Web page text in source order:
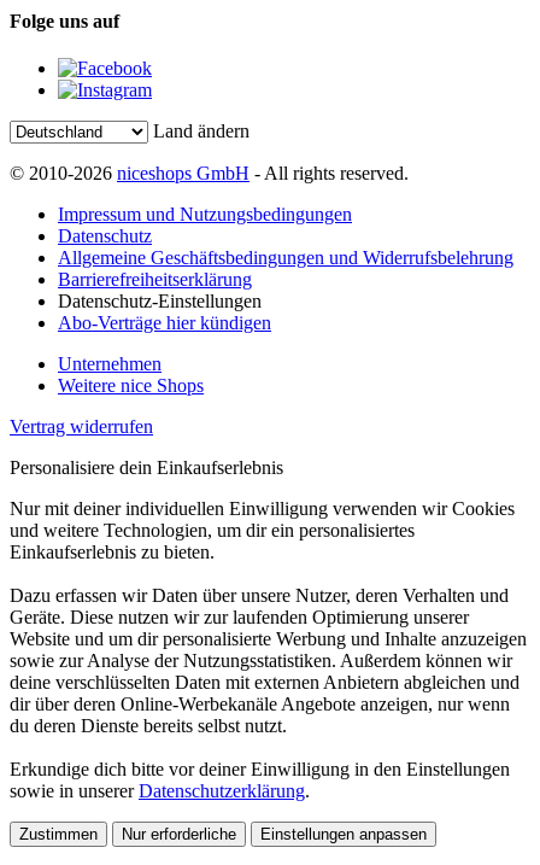
Folge uns auf
Land ändern
© 2010-2026 niceshops GmbH - All rights reserved.
Impressum und Nutzungsbedingungen
Datenschutz
Allgemeine Geschäftsbedingungen und Widerrufsbelehrung
Barrierefreiheitserklärung
Datenschutz-Einstellungen
Abo-Verträge hier kündigen
Unternehmen
Weitere nice Shops
Vertrag widerrufen
Personalisiere dein Einkaufserlebnis
Nur mit deiner individuellen Einwilligung verwenden wir Cookies
und weitere Technologien, um dir ein personalisiertes
Einkaufserlebnis zu bieten.
Dazu erfassen wir Daten über unsere Nutzer, deren Verhalten und
Geräte. Diese nutzen wir zur laufenden Optimierung unserer
Website und um dir personalisierte Werbung und Inhalte anzuzeigen
sowie zur Analyse der Nutzungsstatistiken. Außerdem können wir
deine verschlüsselten Daten mit externen Anbietern abgleichen und
dir über deren Online-Werbekanäle Angebote anzeigen, nur wenn
du deren Dienste bereits selbst nutzt.
Erkundige dich bitte vor deiner Einwilligung in den Einstellungen
sowie in unsererDatenschutzerklärung.
Zustimmen Nur erforderliche Einstellungen anpassen